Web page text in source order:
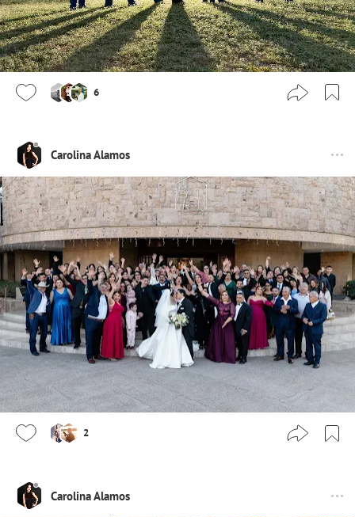
6
Carolina Alamos
2
Carolina Alamos